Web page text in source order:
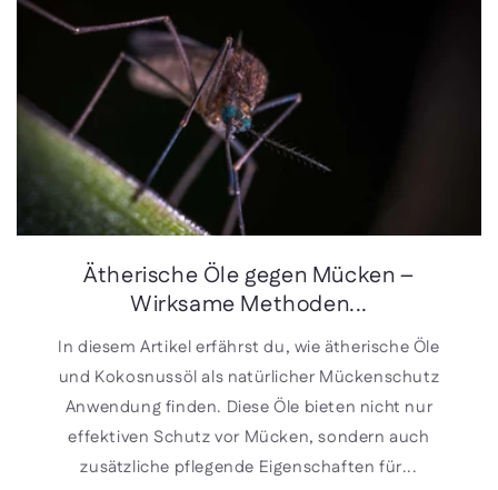
Ätherische Öle gegen Mücken –
Wirksame Methoden...
In diesem Artikel erfährst du, wie ätherische Öle
und Kokosnussöl als natürlicher Mückenschutz
Anwendung finden. Diese Öle bieten nicht nur
effektiven Schutz vor Mücken, sondern auch
zusätzliche pflegende Eigenschaften für...